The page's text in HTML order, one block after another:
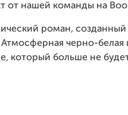
от нашей команды на
роман, созданный
черно-белая
который больше не